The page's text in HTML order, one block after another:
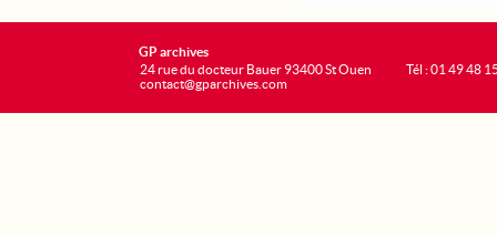
GP archives
24 rue du docteur Bauer 93400 St Ouen
contact@gparchives.com
Tél : 01 49 48